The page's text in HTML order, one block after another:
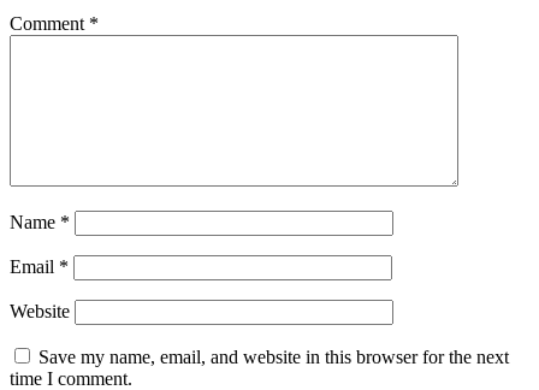
Comment *
Name *
Email *
Website
Save my name, email, and website in this browser for the next
time I comment.